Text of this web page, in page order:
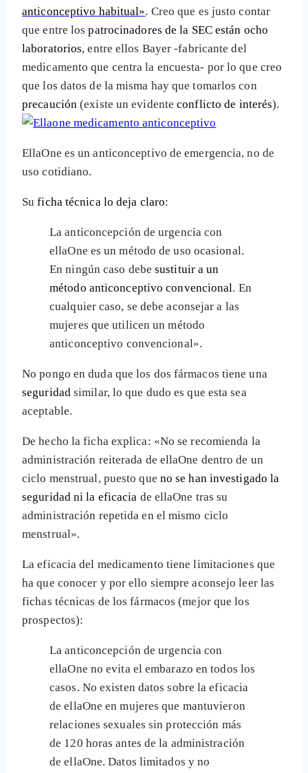
anticonceptivo habitual». Creo que es justo contar
que entre lospatrocinadores de la SEC están ocho
laboratorios, entre ellos Bayer -fabricante del
medicamento que centra la encuesta- por lo que creo
que los datos de la misma hay que tomarlos con
precaución (existe un evidenteconflicto de interés).
EllaOne es un anticonceptivo de emergencia, no de
uso cotidiano.
Suficha técnica lo deja claro:
La anticoncepción de urgencia con
ellaOne es un método de uso ocasional.
En ningún caso debesustituir a un
método anticonceptivo convencional. En
cualquier caso, se debe aconsejar a las
mujeres que utilicen un método
anticonceptivo convencional».
No pongo en duda que los dos fármacos tiene una
seguridad similar, lo que dudo es que esta sea
aceptable.
De hecho la ficha explica: «No se recomienda la
administración reiterada de ellaOne dentro de un
ciclo menstrual, puesto que nose han investigado la
seguridad ni la eficacia de ellaOne tras su
administración repetida en el mismo ciclo
menstrual».
La eficacia del medicamento tiene limitaciones que
ha que conocer y por ello siempre aconsejo leer las
fichas técnicas de los fármacos (mejor que los
prospectos):
La anticoncepción de urgencia con
ellaOne no evita el embarazo en todos los
casos. No existen datos sobre la eficacia
de ellaOne en mujeres que mantuvieron
relaciones sexuales sin protección más
de 120 horas antes de la administración
de ellaOne. Datos limitados y no